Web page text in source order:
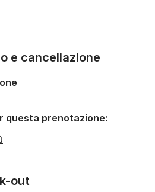
out
e cancellazione
questa prenotazione: